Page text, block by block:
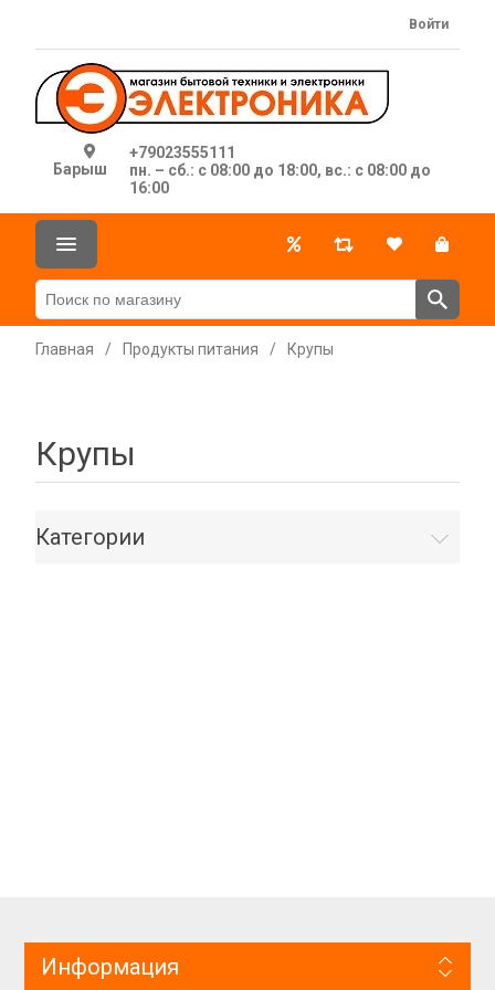
Барыш
+79023555111
пн. – сб.: с 08:00 до 18:00, вс.: с 08:00 до
16:00
Войти
Главная / Продукты питания / Крупы
Крупы
Категории
Информация